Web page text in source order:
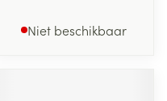
Niet beschikbaar